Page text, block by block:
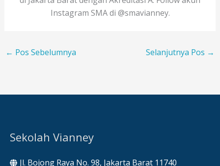
Instagram SMA di @smavianney.
← Pos Sebelumnya Selanjutnya Pos →
Sekolah Vianney
Jl. Bojong Raya No. 98, Jakarta Barat 11740